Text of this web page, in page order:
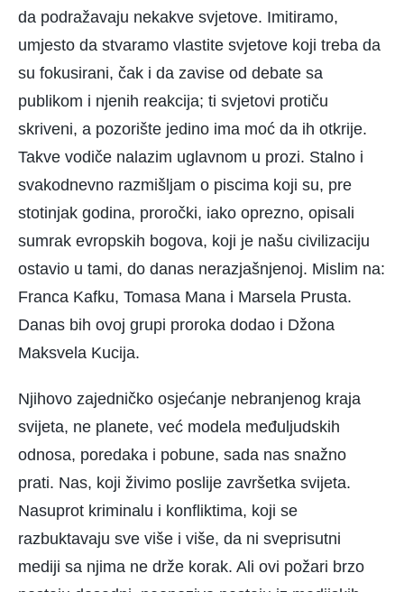
da podražavaju nekakve svjetove. Imitiramo,
umjesto da stvaramo vlastite svjetove koji treba da
su fokusirani, čak i da zavise od debate sa
publikom i njenih reakcija; ti svjetovi protiču
skriveni, a pozorište jedino ima moć da ih otkrije.
Takve vodiče nalazim uglavnom u prozi. Stalno i
svakodnevno razmišljam o piscima koji su, pre
stotinjak godina, proročki, iako oprezno, opisali
sumrak evropskih bogova, kοji je našu civilizaciju
ostavio u tami, do danas nerazjašnjenoj. Mislim na:
Franca Kafku, Tomasa Mana i Marsela Prusta.
Danas bih ovoj grupi proroka dodao i Džona
Maksvela Kucija.
Njihovo zajedničko osjećanje nebranjenog kraja
svijeta, ne planete, već modela međuljudskih
odnosa, poredaka i pobune, sada nas snažno
prati. Nas, koji živimo poslije završetka svijeta.
Nasuprot kriminalu i konfliktima, koji se
razbuktavaju sve više i više, da ni sveprisutni
mediji sa njima ne drže korak. Ali ovi požari brzo